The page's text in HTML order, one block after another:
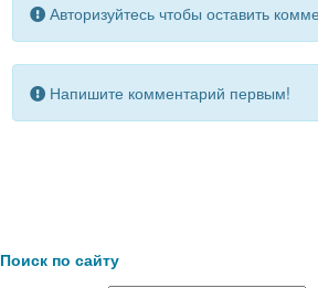
Авторизуйтесь чтобы оставить
Напишите комментарий первым!
Поиск по сайту